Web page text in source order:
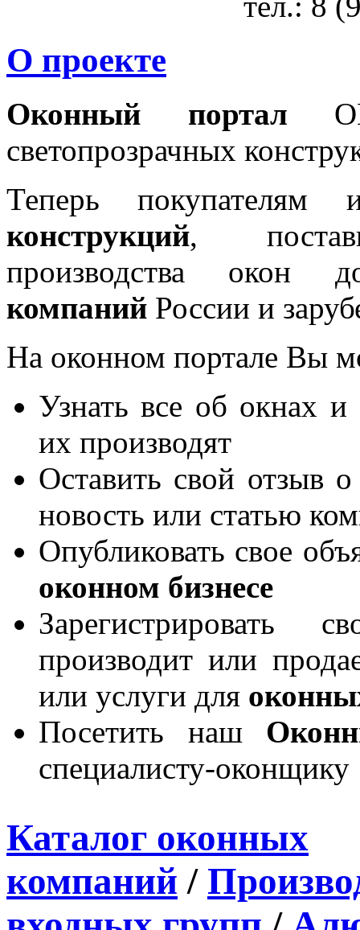
О проекте
Оконный портал
светопрозрачных
Теперь покупателям
конструкций,
производства окон
компаний России и
На оконном портале Вы
Узнать все об окнах и
их производят
Оставить свой отзыв
новость или статью
Опубликовать свое
оконном бизнесе
производит или
или услуги для
Посетить наш
специалисту-оконщику
Каталог оконных
компаний /